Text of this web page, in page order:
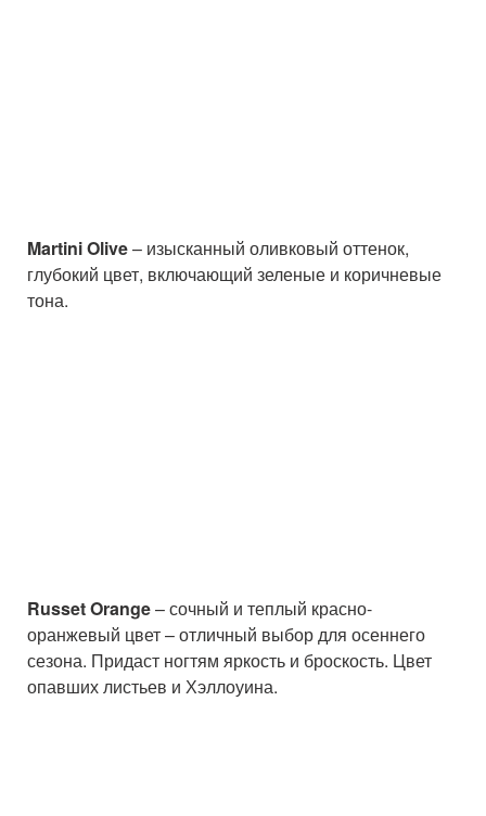
Martini Olive– изысканный оливковый оттенок,
глубокий цвет, включающий зеленые и коричневые
тона.
Russet Orange– сочный и теплый красно-
оранжевый цвет – отличный выбор для осеннего
сезона. Придаст ногтям яркость и броскость. Цвет
опавших листьев и Хэллоуина.